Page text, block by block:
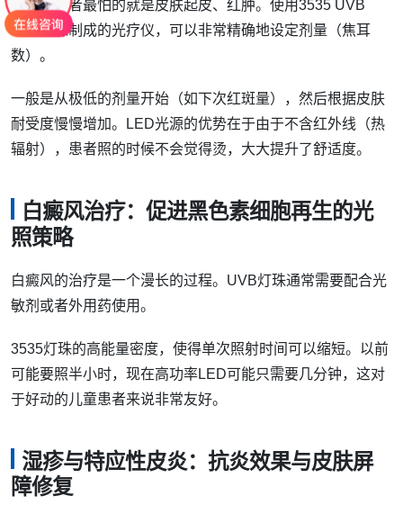
银屑病患者最怕的就是皮肤起皮、红肿。使用3535 UVB
LED灯珠制成的光疗仪，可以非常精确地设定剂量（焦耳
数）。
一般是从极低的剂量开始（如下次红斑量），然后根据皮肤
耐受度慢慢增加。LED光源的优势在于由于不含红外线（热
辐射），患者照的时候不会觉得烫，大大提升了舒适度。
白癜风治疗：促进黑色素细胞再生的光
照策略
白癜风的治疗是一个漫长的过程。UVB灯珠通常需要配合光
敏剂或者外用药使用。
3535灯珠的高能量密度，使得单次照射时间可以缩短。以前
可能要照半小时，现在高功率LED可能只需要几分钟，这对
于好动的儿童患者来说非常友好。
湿疹与特应性皮炎：抗炎效果与皮肤屏
障修复